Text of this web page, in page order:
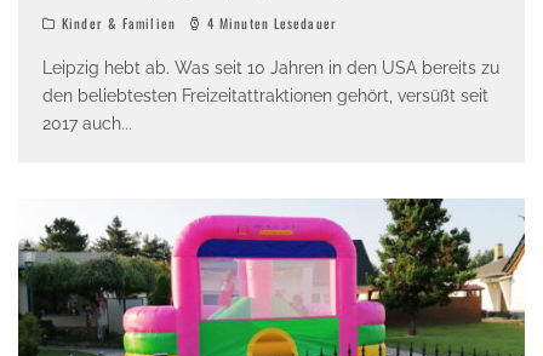
Kinder & Familien 4 Minuten Lesedauer
Leipzig hebt ab. Was seit 10 Jahren in den USA bereits zu
den beliebtesten Freizeitattraktionen gehört, versüßt seit
2017 auch...